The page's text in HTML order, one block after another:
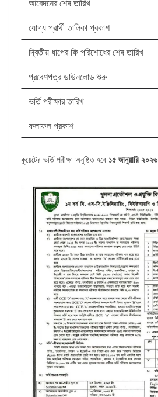
আবেদনের শেষ তারিখ
যোগ্য প্রার্থী তালিকা প্রকাশ
দ্বিতীয় ধাপের ফি পরিশোধের শেষ তারিখ
প্রবেশপত্র ডাউনলোড শুরু
ভর্তি পরীক্ষার তারিখ
ফলাফল প্রকাশ
কুয়েটের ভর্তি পরীক্ষা অনুষ্ঠিত হবে ১৫ জানুয়ারি ২০২৬